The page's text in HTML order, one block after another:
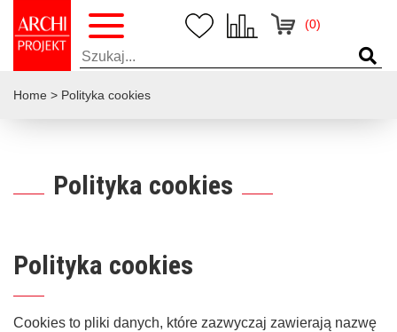
(0)
Home > Polityka cookies
Polityka cookies
Polityka cookies
Cookies to pliki danych, które zazwyczaj zawierają nazwę